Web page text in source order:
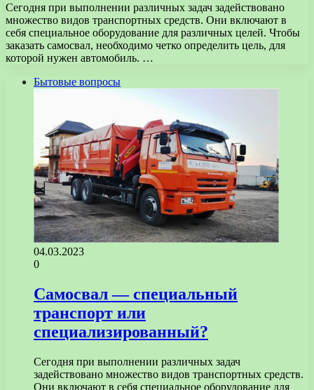
Сегодня при выполнении различных задач задействовано
множество видов транспортных средств. Они включают в
себя специальное оборудование для различных целей. Чтобы
заказать самосвал, необходимо четко определить цель, для
которой нужен автомобиль. …
Бытовые вопросы
04.03.2023
0
Самосвал — специальный
транспорт или
специализированный?
Сегодня при выполнении различных задач
задействовано множество видов транспортных средств.
Они включают в себя специальное оборудование для